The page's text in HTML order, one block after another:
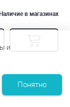
Наличие в магазинах
и
Понятно